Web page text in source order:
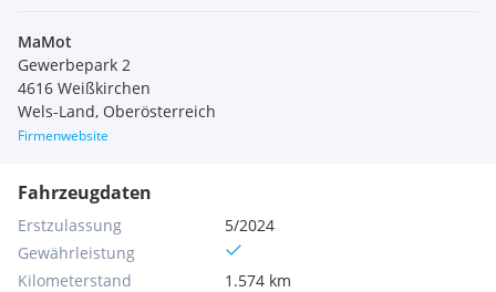
MaMot
Gewerbepark 2
4616 Weißkirchen
Wels-Land, Oberösterreich
Firmenwebsite
Fahrzeugdaten
Erstzulassung
5/2024
Gewährleistung
Kilometerstand
1.574 km